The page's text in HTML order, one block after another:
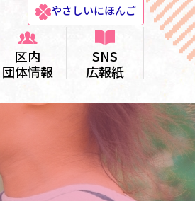
やさしいにほんご
区内
団体情報
SNS
広報紙